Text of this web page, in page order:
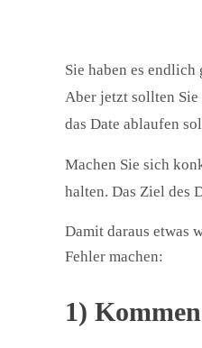
Sie haben es
Aber jetzt sollten Sie
das Date ablaufen
Machen Sie sich
halten. Das Ziel des
Damit daraus etwas
Fehler machen:
1)